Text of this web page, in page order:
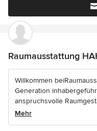
Raumausstattung
Willkommen
Generation
anspruchsvolle
Mehr